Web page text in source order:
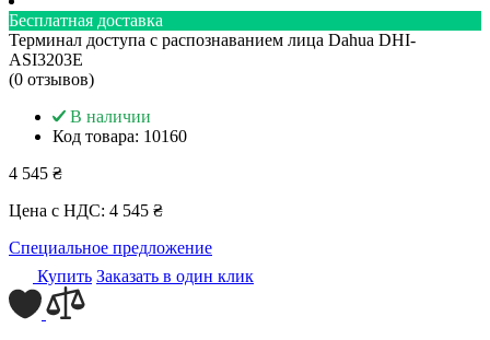
Бесплатная доставка
Терминал доступа с распознаванием лица Dahua DHI-
ASI3203E
(0 отзывов)
В наличии
Код товара: 10160
4 545 ₴
Цена с НДС: 4 545 ₴
Специальное предложение
Купить Заказать в один клик